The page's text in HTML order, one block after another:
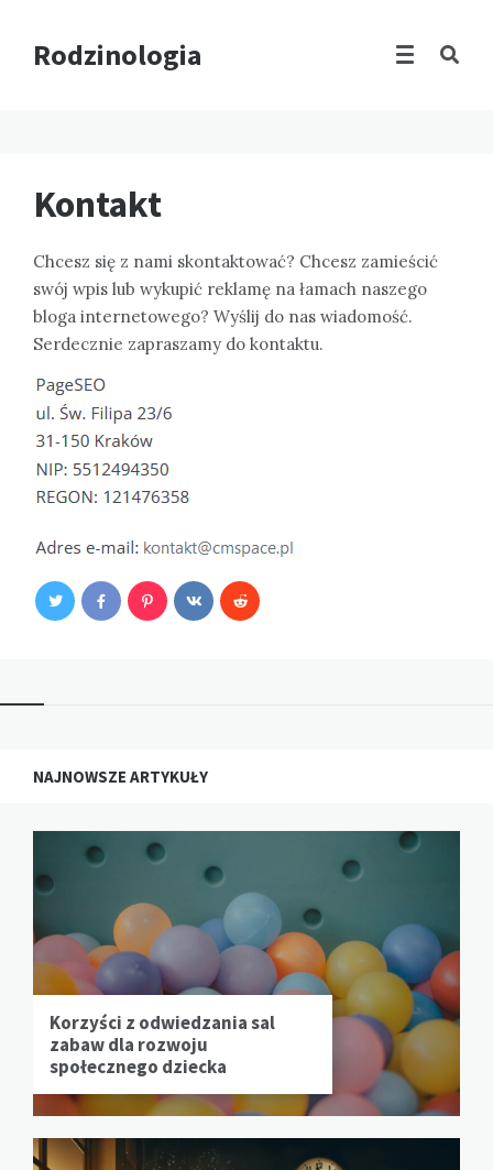
Rodzinologia
Kontakt
Chcesz się z nami skontaktować? Chcesz zamieścić
swój wpis lub wykupić reklamę na łamach naszego
bloga internetowego? Wyślij do nas wiadomość.
Serdecznie zapraszamy do kontaktu.
NAJNOWSZE ARTYKUŁY
Korzyści z odwiedzania sal
zabaw dla rozwoju
społecznego dziecka